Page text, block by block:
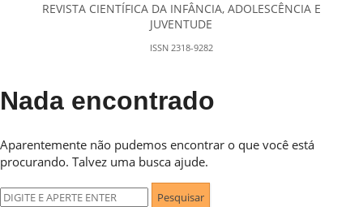
DESidades
REVISTA CIENTÍFICA DA INFÂNCIA, ADOLESCÊNCIA E
JUVENTUDE
ISSN 2318-9282
Nada encontrado
Aparentemente não pudemos encontrar o que você está
procurando. Talvez uma busca ajude.
Pesquisar